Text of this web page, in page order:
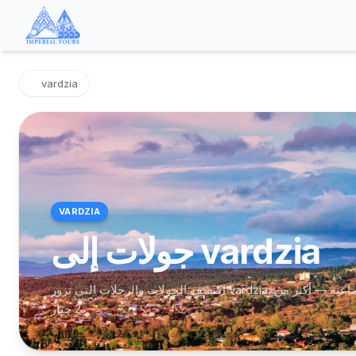
vardzia
VARDZIA
جولات إلى vardzia
اكتشف الجولات والرحلات التي تزور vardzia. رحلات يومية وجولات خاصة وجماعية — أكثر من
2 خيار.